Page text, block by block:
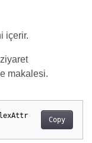
içerir.
makalesi.
Copy